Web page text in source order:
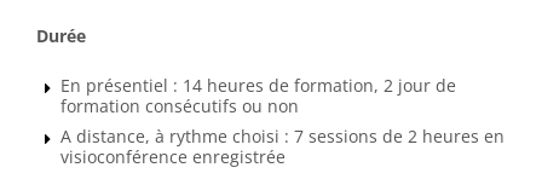
Durée
En présentiel : 14 heures de formation, 2 jour de
formation consécutifs ou non
A distance, à rythme choisi : 7 sessions de 2 heures en
visioconférence enregistrée